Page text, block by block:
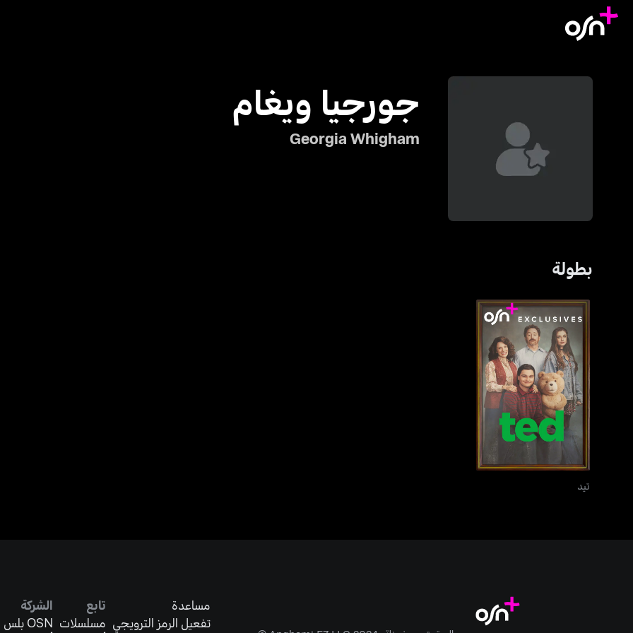
جورجيا ويغام
Georgia Whigham
بطولة
تيد
تيد
مساعدة
تفعيل الرمز الترويجي
تابع
مسلسلات
الشركة
OSN بلس